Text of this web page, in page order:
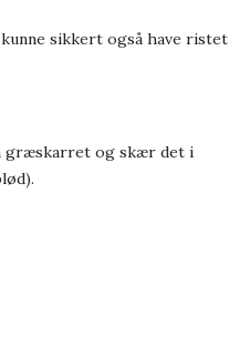
sikkert også have ristet
græskarret og skær det i